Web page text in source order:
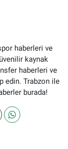
haberleri ve
kaynak
haberleri ve
edin. Trabzon ile
burada!